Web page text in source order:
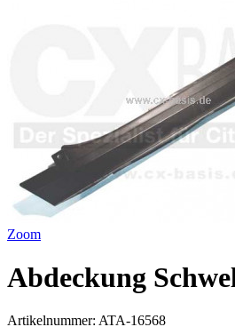
Zoom
Abdeckung
Artikelnummer: ATA-16568